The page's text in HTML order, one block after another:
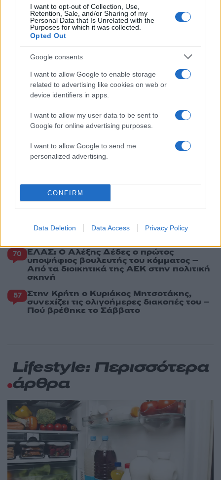
I want to opt-out of Collection, Use,
Retention, Sale, and/or Sharing of my
Personal Data that Is Unrelated with the
Purposes for which it was collected.
Opted Out
Google consents
I want to allow Google to enable storage
related to advertising like cookies on web or
device identifiers in apps.
I want to allow my user data to be sent to
Google for online advertising purposes.
I want to allow Google to send me
personalized advertising.
CONFIRM
Data Deletion Data Access Privacy Policy
Θρήνος για τον Λιονέλ Μέσι – Πέθανε ο
πατέρας του, Χόρχε
Ελίζαμπεθ Ελέτσι και Νεκτάριος Λεμονίδης
πήγαν στον Άγιο Νεκτάριο Βούλας για να
πάρουν την ευχή για τον γιο τους
Τζο Μπάιντεν: «Ο καρκίνος έχει εξαπλωθεί,
είναι πολύ επώδυνο», λέει ο γιος του
Βγήκαν ξανά τα μαχαίρια στην Ελπίδα
Γρατσία και Γαλανός μετέτρεψαν το
κίνημα σε φοβικό αρχηγικό κόμμα»
αγγειοχειρουργού του νοσοκομείου
Χανίων επειδή κλάπηκε το μηχανάκι του
γιατρού
916 προϊόντα στην εθνική πρωτοβουλία,
70 ΕΛΑΣ: Ο Αλέξης Δέδες ο πρώτος
υποψήφιος βουλευτής του κόμματος –
Από τα διοικητικά της ΑΕΚ στην πολιτική
σκηνή
57 Στην Κρήτη ο Κυριάκος Μητσοτάκης,
συνεχίζει τις ολιγοήμερες διακοπές του –
Πού βρέθηκε το Σάββατο
Lifestyle: Περισσότερα
άρθρα